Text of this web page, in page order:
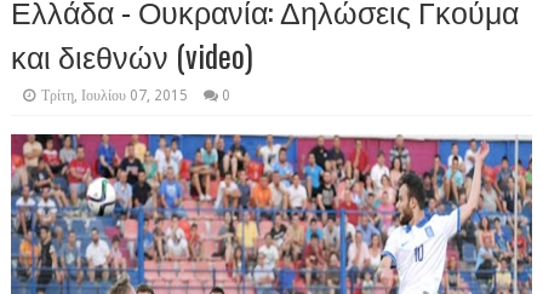
Ελλάδα - Ουκρανία: Δηλώσεις Γκούμα
και διεθνών (video)
Τρίτη, Ιουλίου 07, 2015 0